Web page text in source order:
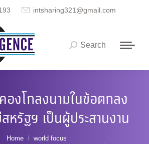
intsharing321@gmail.com
Search:
Search
องโกลงนามในข้อตกลง
รัฐฯ เป็นผู้ประสานงาน
Home
world focus